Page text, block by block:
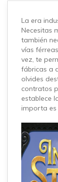
La era
Necesitas
también
vías
vez, te
fábricas a
olvides
contratos
establece
importa